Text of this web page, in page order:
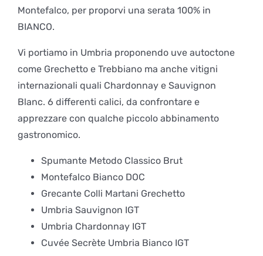
Montefalco, per proporvi una serata 100% in
BIANCO.
Vi portiamo in Umbria proponendo uve autoctone
come Grechetto e Trebbiano ma anche vitigni
internazionali quali Chardonnay e Sauvignon
Blanc. 6 differenti calici, da confrontare e
apprezzare con qualche piccolo abbinamento
gastronomico.
Spumante Metodo Classico Brut
Montefalco Bianco DOC
Grecante Colli Martani Grechetto
Umbria Sauvignon IGT
Umbria Chardonnay IGT
Cuvée Secrète Umbria Bianco IGT